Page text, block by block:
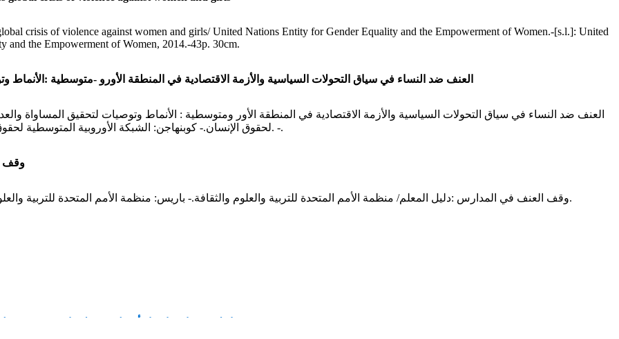
crisis of violence against women and girls/ United Nations Entity for Gender Equality and the Empowerment of Women.-[s.l.]: United
and the Empowerment of Women, 2014.-43p. 30cm.
العنف ضد النساء في سیاق التحولات السیاسیة والأزمة الاقتصادیة في المنطقة الأورو -متوسطیة :الأنماط
العنف ضد النساء في سیاق التحولات السیاسیة والأزمة الاقتصادیة في المنطقة الأور ومتوسطیة : الأنماط وتوصیات لتحقیق المساواة
لحقوق الإنسان.- كوبنهاجن: الشبكة الأوروبیة المتوسطیة لحقوق الإنسان، 2014 - 62 ص.؛ 30 سم. -.
وقف
وقف العنف في المدارس :دلیل المعلم/ منظمة الأمم المتحدة للتربیة والعلوم والثقافة.- باریس: منظمة الأمم المتحدة للتربیة والعلوم والثقافة، 2014 40 ص.؛ 30 سم.
إعلان مسابقة اختيار أفضل شريط وثائقي مصوّر حول